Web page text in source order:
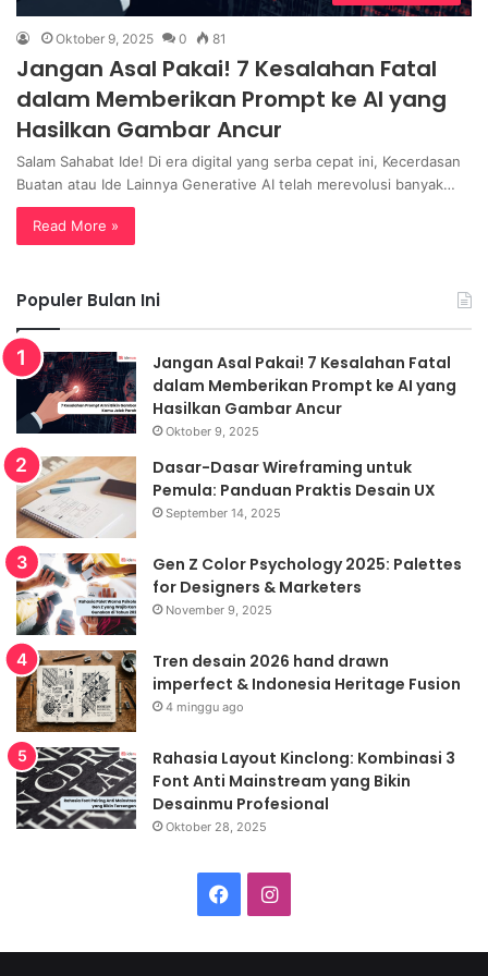
Oktober 9, 2025 0 81
Jangan Asal Pakai! 7 Kesalahan Fatal
dalam Memberikan Prompt ke AI yang
Hasilkan Gambar Ancur
Salam Sahabat Ide! Di era digital yang serba cepat ini, Kecerdasan
Buatan atau Ide Lainnya Generative AI telah merevolusi banyak…
Read More »
Populer Bulan Ini
Jangan Asal Pakai! 7 Kesalahan Fatal
dalam Memberikan Prompt ke AI yang
Hasilkan Gambar Ancur
Oktober 9, 2025
Dasar-Dasar Wireframing untuk
Pemula: Panduan Praktis Desain UX
September 14, 2025
Gen Z Color Psychology 2025: Palettes
for Designers & Marketers
November 9, 2025
Tren desain 2026 hand drawn
imperfect & Indonesia Heritage Fusion
4 minggu ago
Rahasia Layout Kinclong: Kombinasi 3
Font Anti Mainstream yang Bikin
Desainmu Profesional
Oktober 28, 2025
FacebookInstagram